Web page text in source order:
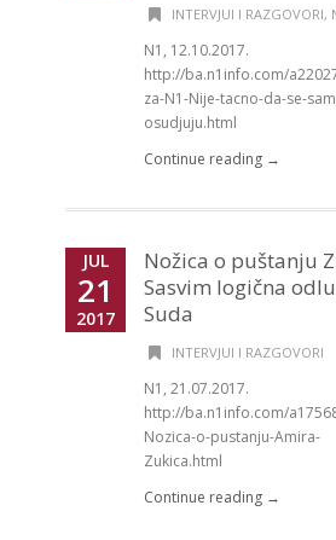
INTERVJUI I RAZGOVORI,
N1, 12.10.2017.
http://ba.n1info.com/
za-N1-Nije-tacno-da-se-
osudjuju.html
Continue reading →
JUL
21
2017
Nožica o puštanju
Sasvim logična
Suda
INTERVJUI I RAZGOVORI
N1, 21.07.2017.
http://ba.n1info.com/
Nozica-o-pustanju-Amira-
Zukica.html
Continue reading →